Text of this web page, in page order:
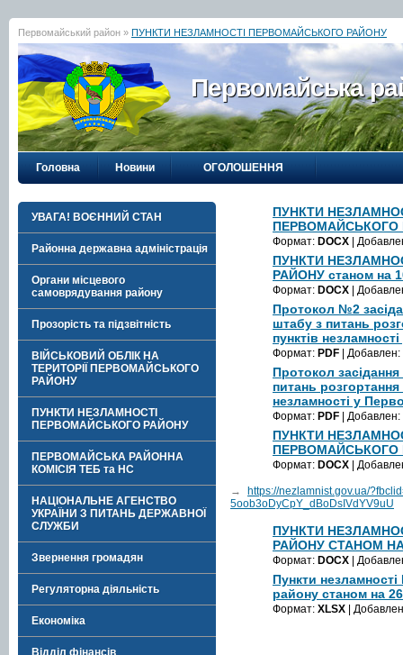
Первомайський район » ПУНКТИ НЕЗЛАМНОСТІ ПЕРВОМАЙСЬКОГО РАЙОНУ
Первомайська
Головна Новини ОГОЛОШЕННЯ
УВАГА! ВОЄННИЙ СТАН
Районна державна адміністрація
Органи місцевого
самоврядування району
Прозорість та підзвітність
ВІЙСЬКОВИЙ ОБЛІК НА
ТЕРИТОРІЇ ПЕРВОМАЙСЬКОГО
РАЙОНУ
ПУНКТИ НЕЗЛАМНОСТІ
ПЕРВОМАЙСЬКОГО РАЙОНУ
ПЕРВОМАЙСЬКА РАЙОННА
КОМІСІЯ ТЕБ та НС
НАЦІОНАЛЬНЕ АГЕНСТВО
УКРАЇНИ З ПИТАНЬ ДЕРЖАВНОЇ
СЛУЖБИ
Звернення громадян
Регуляторна діяльність
Економіка
Відділ фінансів
ПУНКТИ
ПЕРВОМАЙСЬКОГО
Формат: DOCX |
ПУНКТИ
РАЙОНУ станом на
Формат: DOCX |
Протокол №2
штабу з питань
пунктів
Формат: PDF | Добавлен:
Протокол
питань розгортання
незламності у
Формат: PDF | Добавлен:
ПУНКТИ
ПЕРВОМАЙСЬКОГО
Формат: DOCX |
→
https://nezlamnist.gov.ua/
5oob3oDyCpY_dBoDsIVdYV9uU
ПУНКТИ
РАЙОНУ СТАНОМ НА
Формат: DOCX |
Пункти
району станом на
Формат: XLSX |